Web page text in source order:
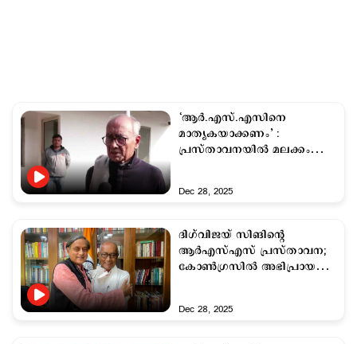
‘ആർ.എസ്.എസിനെ
മാതൃകയാക്കണം’ :
പ്രസ്താവനയില്‍ മലക്കം
Dec 28, 2025
ദിഗ്‌വിജയ് സിങിന്റെ
ആര്‍എസ്എസ് പ്രസ്താവന;
കോണ്‍ഗ്രസില്‍ അഭിപ്രായ
Dec 28, 2025